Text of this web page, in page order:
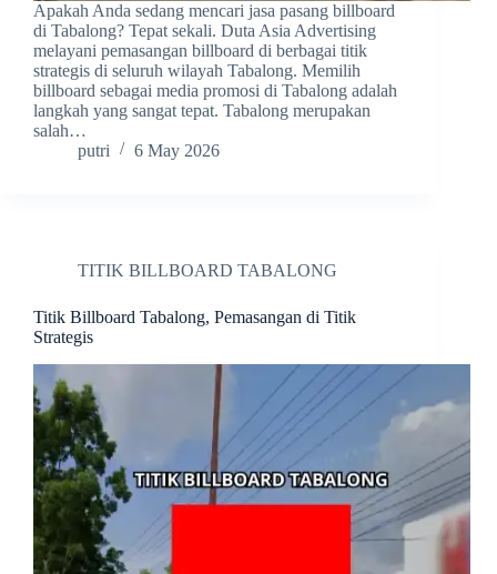
Apakah Anda sedang mencari jasa pasang billboard
di Tabalong? Tepat sekali. Duta Asia Advertising
melayani pemasangan billboard di berbagai titik
strategis di seluruh wilayah Tabalong. Memilih
billboard sebagai media promosi di Tabalong adalah
langkah yang sangat tepat. Tabalong merupakan
salah…
putri
6 May 2026
TITIK BILLBOARD TABALONG
Titik Billboard Tabalong, Pemasangan di Titik
Strategis